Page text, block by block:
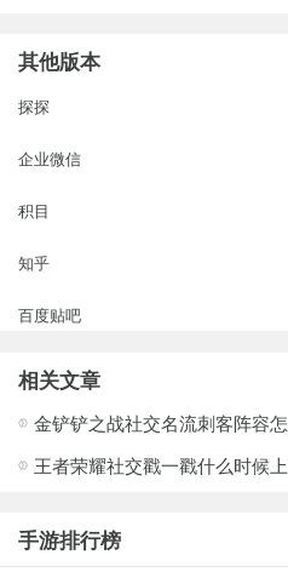
其他版本
探探
企业微信
积目
知乎
百度贴吧
新浪微博
乐乎LOFTER
相关文章
手游排行榜